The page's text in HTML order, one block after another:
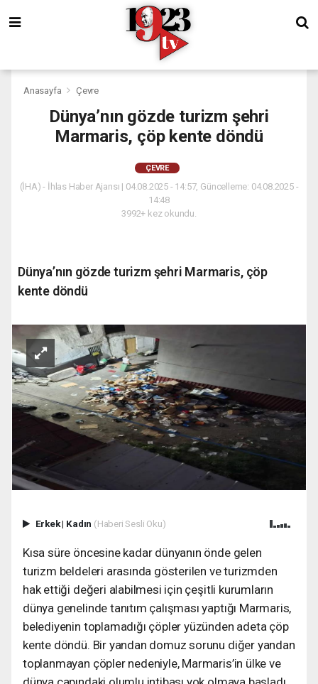
Anasayfa Çevre
Dünya’nın gözde turizm şehri
Marmaris, çöp kente döndü
ÇEVRE
(İHA) - İhlas Haber Ajansı | 04.08.2025 - 14:57, Güncelleme: 04.08.2025 -
14:48
3992+ kez okundu.
Dünya’nın gözde turizm şehri Marmaris, çöp
kente döndü
Erkek| Kadın (Haberi Sesli Oku)
Kısa süre öncesine kadar dünyanın önde gelen
turizm beldeleri arasında gösterilen ve turizmden
hak ettiği değeri alabilmesi için çeşitli kurumların
dünya genelinde tanıtım çalışması yaptığı Marmaris,
belediyenin toplamadığı çöpler yüzünden adeta çöp
kente döndü. Bir yandan domuz sorunu diğer yandan
toplanmayan çöpler nedeniyle, Marmaris’in ülke ve